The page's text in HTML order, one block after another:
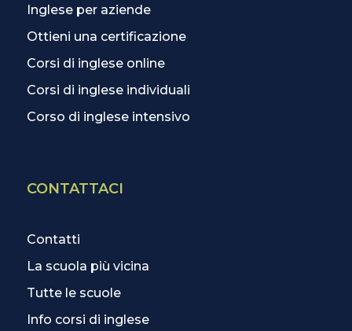
Inglese per aziende
Ottieni una certificazione
Corsi di inglese online
Corsi di inglese individuali
Corso di inglese intensivo
CONTATTACI
Contatti
La scuola più vicina
Tutte le scuole
Info corsi di inglese